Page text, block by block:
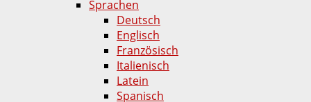
Sprachen
Deutsch
Englisch
Französisch
Italienisch
Latein
Spanisch